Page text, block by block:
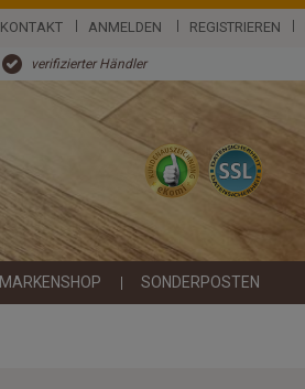
KONTAKT ANMELDEN REGISTRIEREN
verifizierter Händler
MARKENSHOP SONDERPOSTEN